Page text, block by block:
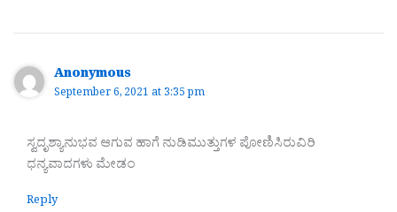
Anonymous
September 6, 2021 at 3:35 pm
ಸ್ವದೃಶ್ಯಾನುಭವ ಆಗುವ ಹಾಗೆ ನುಡಿಮುತ್ತುಗಳ ಪೋಣಿಸಿರುವಿರಿ
ಧನ್ಯವಾದಗಳು ಮೇಡಂ
Reply